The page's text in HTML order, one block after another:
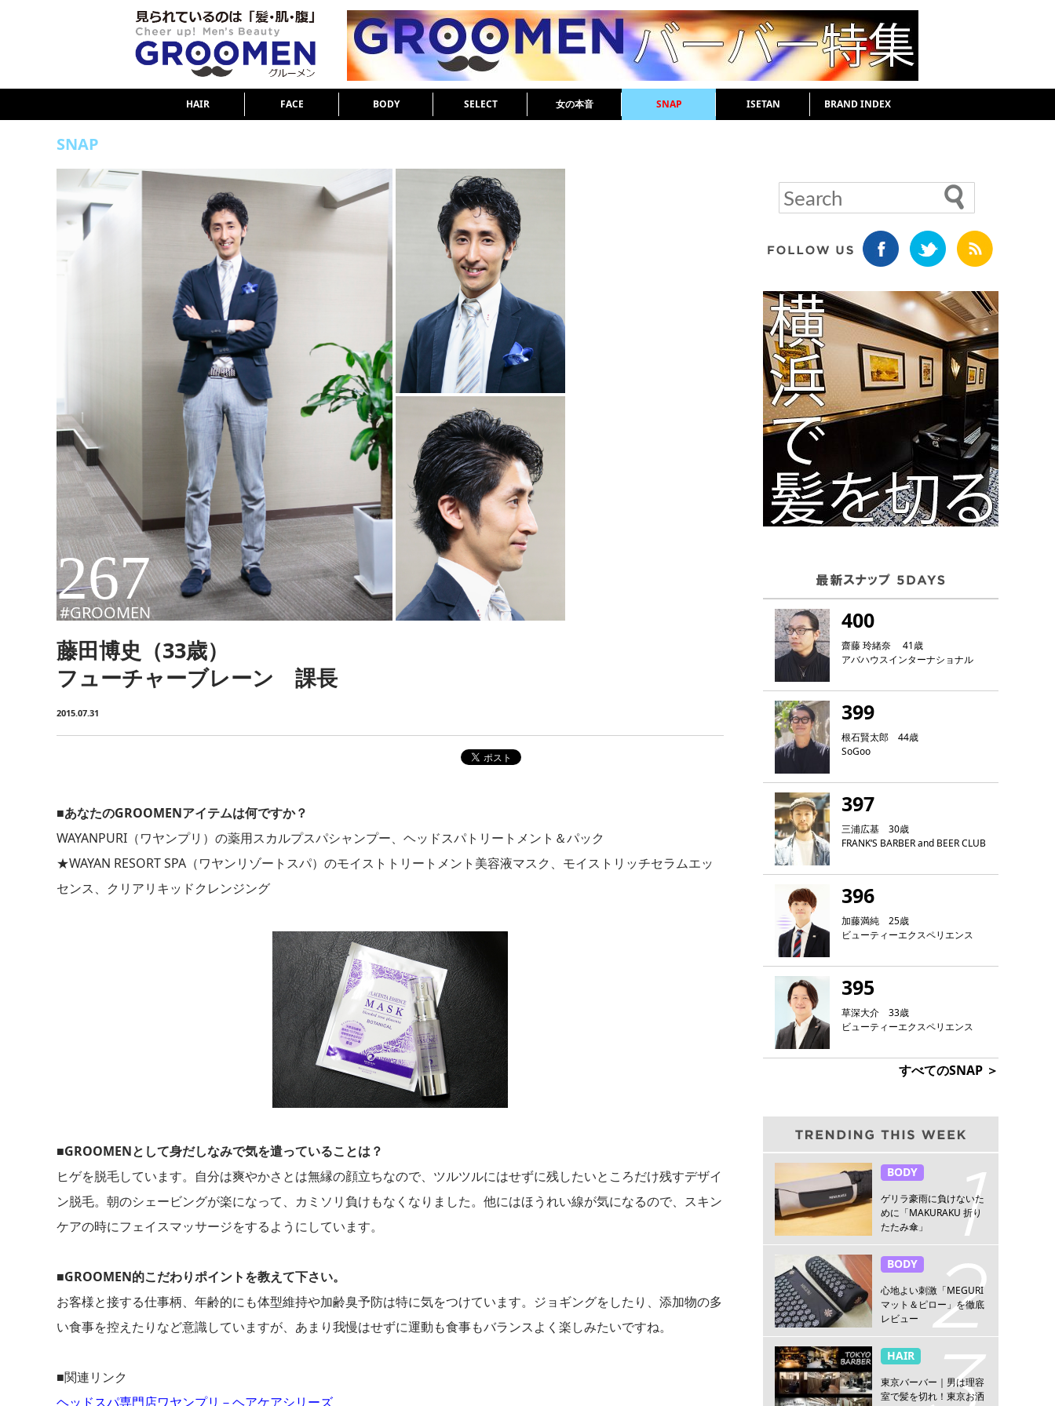
HAIR FACE BODY SELECT 女の本音 SNAP ISETAN BRAND INDEX
SNAP
267
#GROOMEN
藤田博史（33歳）
フューチャーブレーン 課長
2015.07.31
■あなたのGROOMENアイテムは何ですか？
WAYANPURI（ワヤンプリ）の薬用スカルプスパシャンプー、ヘッドスパトリートメント＆パック
★WAYAN RESORT SPA（ワヤンリゾートスパ）のモイストトリートメント美容液マスク、モイストリッチセラムエッ
センス、クリアリキッドクレンジング
■GROOMENとして身だしなみで気を遣っていることは？
ヒゲを脱毛しています。自分は爽やかさとは無縁の顔立ちなので、ツルツルにはせずに残したいところだけ残すデザイ
ン脱毛。朝のシェービングが楽になって、カミソリ負けもなくなりました。他にはほうれい線が気になるので、スキン
ケアの時にフェイスマッサージをするようにしています。
■GROOMEN的こだわりポイントを教えて下さい。
お客様と接する仕事柄、年齢的にも体型維持や加齢臭予防は特に気をつけています。ジョギングをしたり、添加物の多
い食事を控えたりなど意識していますが、あまり我慢はせずに運動も食事もバランスよく楽しみたいですね。
■関連リンク
ヘッドスパ専門店ワヤンプリ－ヘアケアシリーズ
400
齋藤 玲緒奈 41歳
アバハウスインターナショナル
399
根石賢太郎 44歳
SoGoo
397
三浦広基 30歳
FRANK‘S BARBER and BEER CLUB
396
加藤満純 25歳
ビューティーエクスペリエンス
395
草深大介 33歳
ビューティーエクスペリエンス
すべてのSNAP ＞
BODY
ゲリラ豪雨に負けないた
めに「MAKURAKU 折り
たたみ傘」
BODY
心地よい刺激「MEGURI
マット＆ピロー」を徹底
レビュー
HAIR
東京バーバー｜男は理容
室で髪を切れ！東京お洒